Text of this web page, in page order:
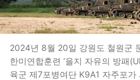
2024년 8월 20일 강원도 철원군
한미연합훈련 ‘을지 자유의 방패
육군 제7포병여단 K9A1 자주포